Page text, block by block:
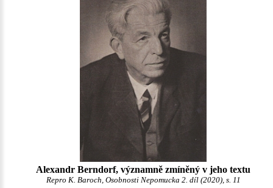
Alexandr Berndorf, významně zmíněný v jeho textu
Repro K. Baroch, Osobnosti Nepomucka 2. díl (2020), s. 11